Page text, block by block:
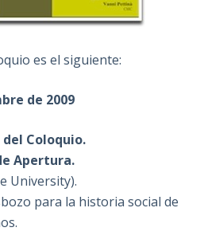
es el siguiente:
de 2009
Coloquio.
Apertura.
University).
para la historia social de